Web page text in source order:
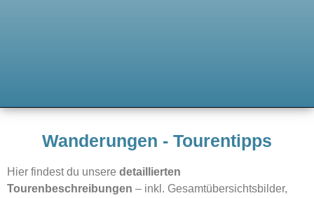
Wanderungen - Tourentipps
Hier findest du unsere detaillierten
Tourenbeschreibungen – inkl. Gesamtübersichtsbilder,